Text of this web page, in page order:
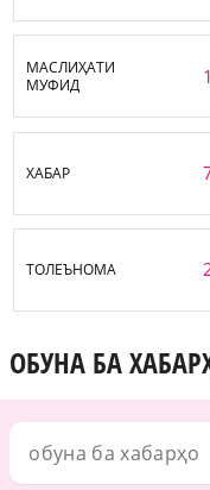
МАСЛИҲАТИ
МУФИД
ХАБАР
ТОЛЕЪНОМА
ОБУНА БА